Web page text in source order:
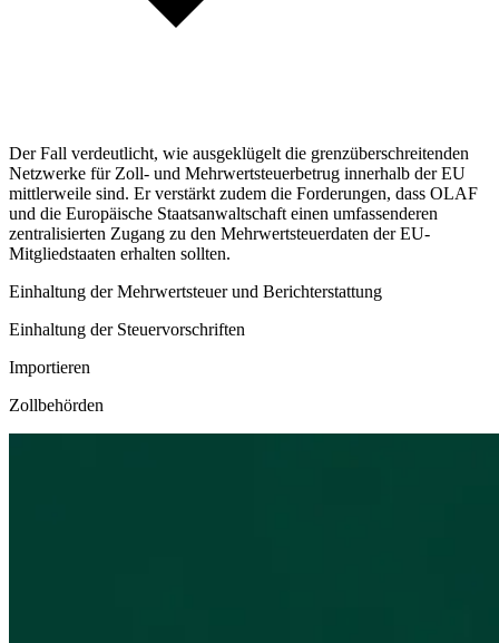
Der Fall verdeutlicht, wie ausgeklügelt die grenzüberschreitenden
Netzwerke für Zoll- und Mehrwertsteuerbetrug innerhalb der EU
mittlerweile sind. Er verstärkt zudem die Forderungen, dass OLAF
und die Europäische Staatsanwaltschaft einen umfassenderen
zentralisierten Zugang zu den Mehrwertsteuerdaten der EU-
Mitgliedstaaten erhalten sollten.
Einhaltung der Mehrwertsteuer und Berichterstattung
Einhaltung der Steuervorschriften
Importieren
Zollbehörden